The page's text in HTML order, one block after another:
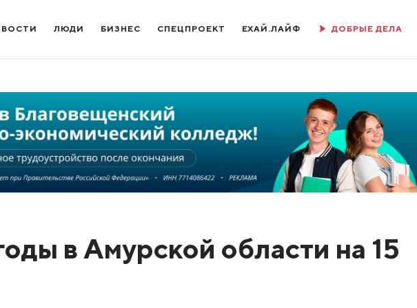
ЛЮДИ БИЗНЕС СПЕЦПРОЕКТ ЕХАЙ.ЛАЙФ ДОБРЫЕ ДЕЛА
в Амурской области на 15